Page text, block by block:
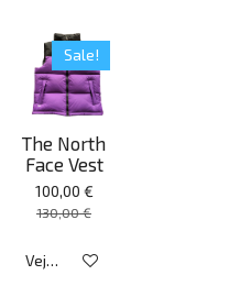
Sale!
The North
Face Vest
100,00 €
130,00 €
Veja detalhes